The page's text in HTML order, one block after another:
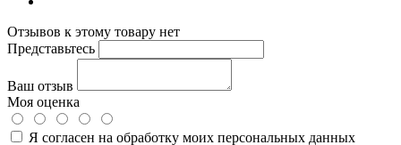
Отзывов к этому товару нет
Представьтесь
Ваш отзыв
Моя оценка
Я согласен на обработку моих персональных данных